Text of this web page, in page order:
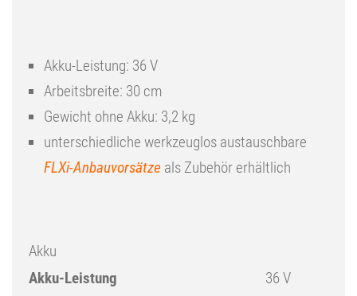
Akku-Leistung: 36 V
Arbeitsbreite: 30 cm
Gewicht ohne Akku: 3,2 kg
unterschiedliche werkzeuglos austauschbare
FLXi-Anbauvorsätze als Zubehör erhältlich
Akku
Akku-Leistung
36 V